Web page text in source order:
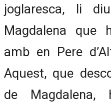
joglaresca, li
Magdalena que
amb en Pere
Aquest, que
de Magdalena,